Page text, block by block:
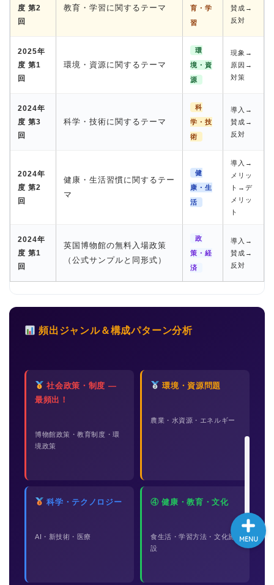
度 第2
回
教育・学習に関するテーマ
育・学
習
賛成→
反対
2025年
度 第1
回
環境・資源に関するテーマ
環
境・資
源
現象→
原因→
対策
2024年
度 第3
回
科学・技術に関するテーマ
科
学・技
術
導入→
賛成→
反対
2024年
度 第2
回
健康・生活習慣に関するテー
マ
健
康・生
活
導入→
メリッ
ト→デ
メリッ
ト
2024年
度 第1
回
英国博物館の無料入場政策
（公式サンプルと同形式）
政
策・経
済
導入→
賛成→
反対
頻出ジャンル＆構成パターン分析
社会政策・制度 —
最頻出！
博物館政策・教育制度・環
境政策
環境・資源問題
農業・水資源・エネルギー
科学・テクノロジー
AI・新技術・医療
④ 健康・教育・文化
食生活・学習方法・文化施
設
MENU
ホーム
原田高志の”ほぼ日刊”英語
学習＆大学入試英語コラム
“シン”・英会話スピード表
大学入試英語対策講座
い英語＆素敵な英文フレー
ズ集
過去記事